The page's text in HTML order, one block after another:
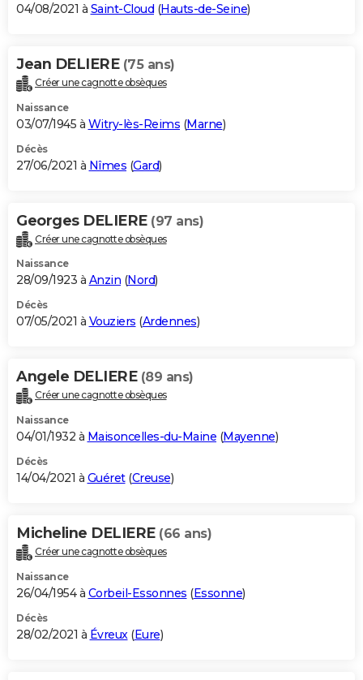
04/08/2021 à Saint-Cloud (Hauts-de-Seine)
Jean DELIERE (75 ans)
Créer une cagnotte obsèques
Naissance
03/07/1945 à Witry-lès-Reims (Marne)
Décès
27/06/2021 à Nîmes (Gard)
Georges DELIERE (97 ans)
Créer une cagnotte obsèques
Naissance
28/09/1923 à Anzin (Nord)
Décès
07/05/2021 à Vouziers (Ardennes)
Angele DELIERE (89 ans)
Créer une cagnotte obsèques
Naissance
04/01/1932 à Maisoncelles-du-Maine (Mayenne)
Décès
14/04/2021 à Guéret(Creuse)
Micheline DELIERE (66 ans)
Créer une cagnotte obsèques
Naissance
26/04/1954 à Corbeil-Essonnes (Essonne)
Décès
28/02/2021 à Évreux(Eure)